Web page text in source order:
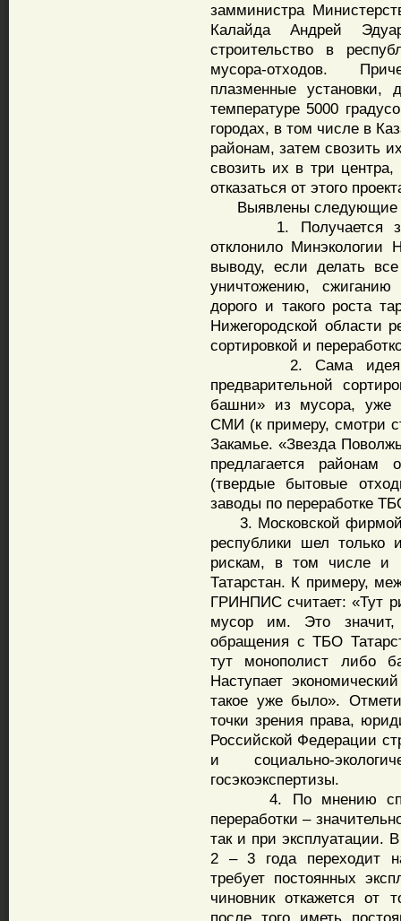
замминистра
Калайда Андрей
строительство в
мусора-отходов.
плазменные установки,
температуре 5000
городах, в том числе в
районам, затем свозить
свозить их в три
отказаться от этого
Выявлены следующие
1. Получается
отклонило Минэкологии
выводу, если делать
уничтожению, сжиганию
дорого и такого роста
Нижегородской области
сортировкой и
2. Сама идея
предварительной
башни» из мусора, уже
СМИ (к примеру, смотри
Закамье. «Звезда
предлагается
(твердые бытовые
заводы по переработке
3. Московской фирмой
республики шел
рискам, в том числе и
Татарстан. К примеру,
ГРИНПИС считает: «Тут
мусор им. Это
обращения с ТБО
тут монополист либо
Наступает
такое уже было».
точки зрения права,
Российской Федерации
и социально-
госэкоэкспертизы.
4. По мнению
переработки –
так и при эксплуатации.
2 – 3 года переходит
требует постоянных
чиновник откажется от
после того иметь